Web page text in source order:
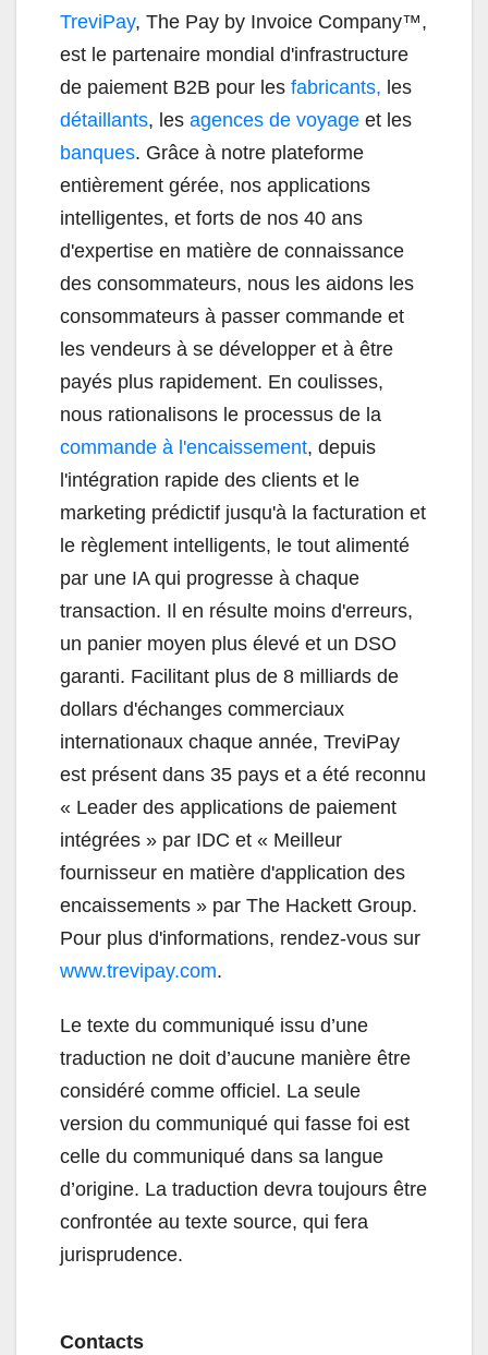
TreviPay, The Pay by Invoice Company™,
est le partenaire mondial d'infrastructure
de paiement B2B pour les fabricants, les
détaillants, les agences de voyage et les
banques. Grâce à notre plateforme
entièrement gérée, nos applications
intelligentes, et forts de nos 40 ans
d'expertise en matière de connaissance
des consommateurs, nous les aidons les
consommateurs à passer commande et
les vendeurs à se développer et à être
payés plus rapidement. En coulisses,
nous rationalisons le processus de la
commande à l'encaissement, depuis
l'intégration rapide des clients et le
marketing prédictif jusqu'à la facturation et
le règlement intelligents, le tout alimenté
par une IA qui progresse à chaque
transaction. Il en résulte moins d'erreurs,
un panier moyen plus élevé et un DSO
garanti. Facilitant plus de 8 milliards de
dollars d'échanges commerciaux
internationaux chaque année, TreviPay
est présent dans 35 pays et a été reconnu
« Leader des applications de paiement
intégrées » par IDC et « Meilleur
fournisseur en matière d'application des
encaissements » par The Hackett Group.
Pour plus d'informations, rendez-vous sur
www.trevipay.com.
Le texte du communiqué issu d’une
traduction ne doit d’aucune manière être
considéré comme officiel. La seule
version du communiqué qui fasse foi est
celle du communiqué dans sa langue
d’origine. La traduction devra toujours être
confrontée au texte source, qui fera
jurisprudence.
Contacts